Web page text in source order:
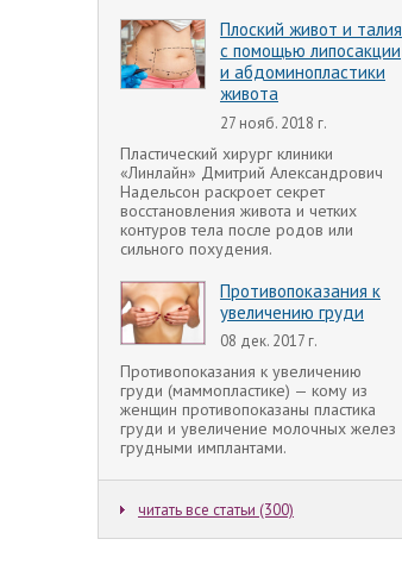
Плоский живот и талия
с помощью липосакции
и абдоминопластики
живота
27 нояб. 2018 г.
Пластический хирург клиники
«Линлайн» Дмитрий Александрович
Надельсон раскроет секрет
восстановления живота и четких
контуров тела после родов или
сильного похудения.
Противопоказания к
увеличению груди
08 дек. 2017 г.
Противопоказания к увеличению
груди (маммопластике) — кому из
женщин противопоказаны пластика
груди и увеличение молочных желез
грудными имплантами.
читать все статьи (300)